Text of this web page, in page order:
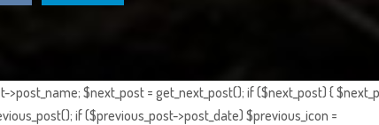
$next_post = get_next_post(); if ($next_post) {
if ($previous_post->post_date) $previous_icon =